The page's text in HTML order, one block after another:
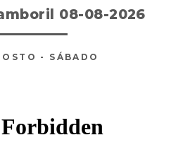
08-08-2026
- SÁBADO